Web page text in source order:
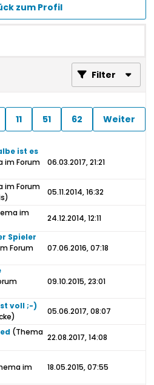
zum Profil
Filter
11 51 62 Weiter
ist es
im Forum
06.03.2017, 21:21
im Forum
)
05.11.2014, 16:32
im
24.12.2014, 12:11
Spieler
Forum
07.06.2016, 07:18
09.10.2015, 23:01
voll ;-)
)
05.06.2017, 08:07
(Thema
22.08.2017, 14:08
im
18.05.2015, 07:55